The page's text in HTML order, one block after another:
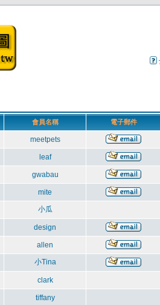
會員名稱 電子郵件
meetpets
leaf
gwabau
mite
小瓜
design
allen
小Tina
clark
tiffany